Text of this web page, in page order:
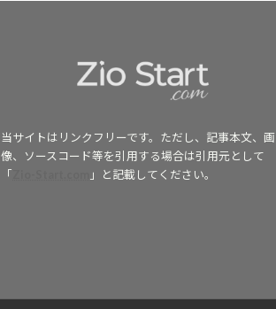
当サイトはリンクフリーです。ただし、記事本文、画
像、ソースコード等を引用する場合は引用元として
「
」と記載してください。